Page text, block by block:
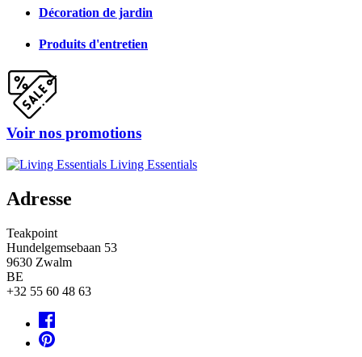
Décoration de jardin
Produits d'entretien
Voir nos promotions
Living Essentials
Adresse
Teakpoint
Hundelgemsebaan 53
9630 Zwalm
BE
+32 55 60 48 63